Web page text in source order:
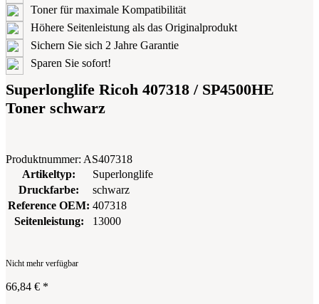
Toner für maximale Kompatibilität
Höhere Seitenleistung als das Originalprodukt
Sichern Sie sich 2 Jahre Garantie
Sparen Sie sofort!
Superlonglife Ricoh 407318 / SP4500HE
Toner schwarz
Produktnummer: AS407318
Artikeltyp:
Superlonglife
Druckfarbe:
schwarz
Reference OEM: 407318
Seitenleistung:
13000
Nicht mehr verfügbar
66,84 € *